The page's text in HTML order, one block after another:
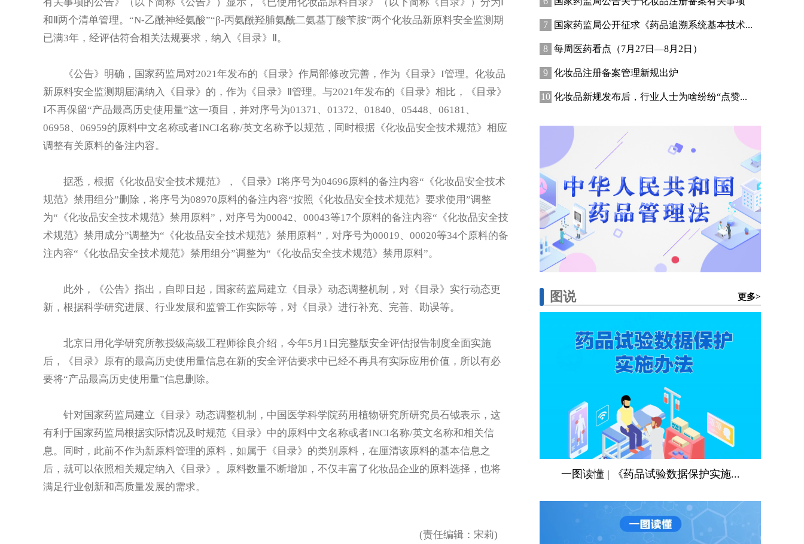
和Ⅱ两个清单管理。“N-乙酰神经氨酸”“β-丙氨酰羟脯氨酰二氨基丁酸苄胺”两个化妆品新原料安全监测期
已满3年，经评估符合相关法规要求，纳入《目录》Ⅱ。
《公告》明确，国家药监局对2021年发布的《目录》作局部修改完善，作为《目录》I管理。化妆品
新原料安全监测期届满纳入《目录》的，作为《目录》Ⅱ管理。与2021年发布的《目录》相比，《目录》
I不再保留“产品最高历史使用量”这一项目，并对序号为01371、01372、01840、05448、06181、
06958、06959的原料中文名称或者INCI名称/英文名称予以规范，同时根据《化妆品安全技术规范》相应
调整有关原料的备注内容。
据悉，根据《化妆品安全技术规范》，《目录》I将序号为04696原料的备注内容“《化妆品安全技术
规范》禁用组分”删除，将序号为08970原料的备注内容“按照《化妆品安全技术规范》要求使用”调整
为“《化妆品安全技术规范》禁用原料”，对序号为00042、00043等17个原料的备注内容“《化妆品安全技
术规范》禁用成分”调整为“《化妆品安全技术规范》禁用原料”，对序号为00019、00020等34个原料的备
注内容“《化妆品安全技术规范》禁用组分”调整为“《化妆品安全技术规范》禁用原料”。
此外，《公告》指出，自即日起，国家药监局建立《目录》动态调整机制，对《目录》实行动态更
新，根据科学研究进展、行业发展和监管工作实际等，对《目录》进行补充、完善、勘误等。
北京日用化学研究所教授级高级工程师徐良介绍，今年5月1日完整版安全评估报告制度全面实施
后，《目录》原有的最高历史使用量信息在新的安全评估要求中已经不再具有实际应用价值，所以有必
要将“产品最高历史使用量”信息删除。
针对国家药监局建立《目录》动态调整机制，中国医学科学院药用植物研究所研究员石钺表示，这
有利于国家药监局根据实际情况及时规范《目录》中的原料中文名称或者INCI名称/英文名称和相关信
息。同时，此前不作为新原料管理的原料，如属于《目录》的类别原料，在厘清该原料的基本信息之
后，就可以依照相关规定纳入《目录》。原料数量不断增加，不仅丰富了化妆品企业的原料选择，也将
满足行业创新和高质量发展的需求。
(责任编辑：宋莉)
国家药监局公开征求《药品追溯系统基本技术...
每周医药看点（7月27日—8月2日）
化妆品注册备案管理新规出炉
化妆品新规发布后，行业人士为啥纷纷“点赞...
图说 更多>
一图读懂 | 《药品试验数据保护实施...